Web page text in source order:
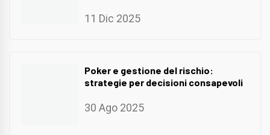
11 Dic 2025
Poker e gestione del rischio:
strategie per decisioni consapevoli
30 Ago 2025